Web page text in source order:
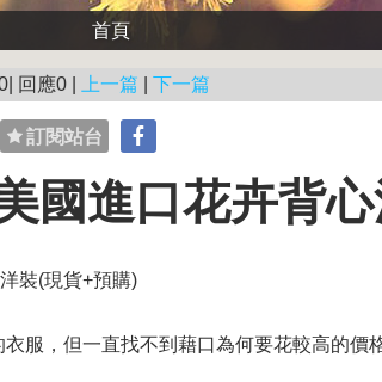
首頁
回應0 | 上一篇 下一篇
訂閱站台
國進口花卉背
裝(現貨+預購)
服，但一直找不到藉口為何要花較高的價